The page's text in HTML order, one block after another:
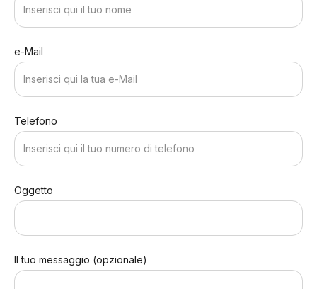
e-Mail
Telefono
Oggetto
Il tuo messaggio (opzionale)